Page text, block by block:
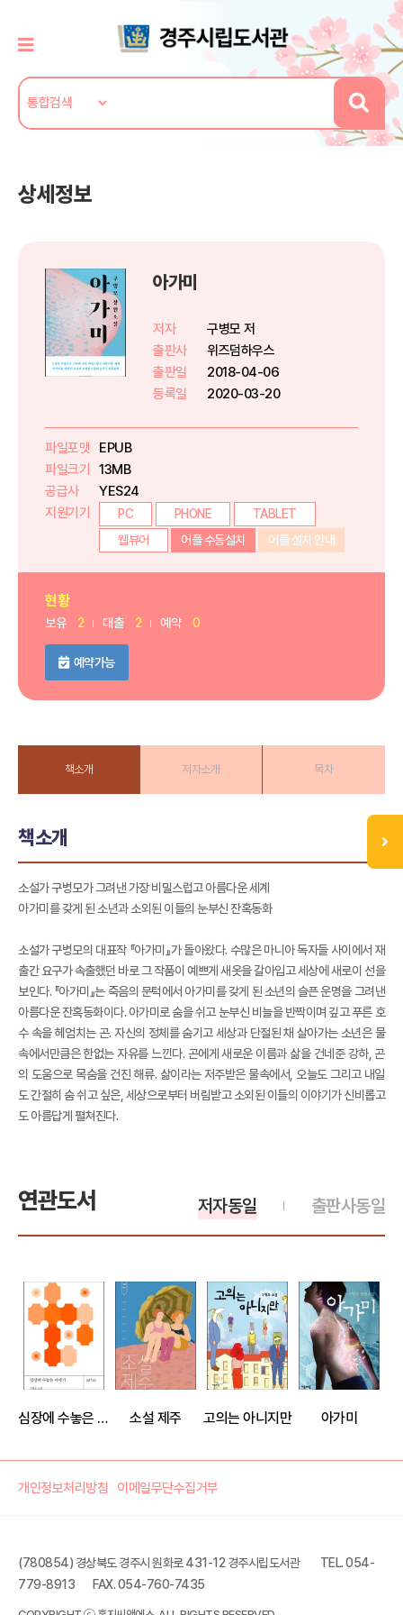
상세정보
아가미
저자
구병모 저
출판사
위즈덤하우스
출판일
2018-04-06
등록일
2020-03-20
파일포맷
EPUB
파일크기
13MB
공급사
YES24
지원기기
PC PHONE
TABLET
웹뷰어
어플 수동설치 어플 설치 안내
현황
보유 2 대출 2 예약 0
예약가능
책소개 저자소개 목차
책소개
소설가 구병모가 그려낸 가장 비밀스럽고 아름다운 세계
아가미를 갖게 된 소년과 소외된 이들의 눈부신 잔혹동화
소설가 구병모의 대표작 『아가미』가 돌아왔다. 수많은 마니아 독자들 사이에서 재
출간 요구가 속출했던 바로 그 작품이 예쁘게 새옷을 갈아입고 세상에 새로이 선을
보인다. 『아가미』는 죽음의 문턱에서 아가미를 갖게 된 소년의 슬픈 운명을 그려낸
아름다운 잔혹동화이다. 아가미로 숨을 쉬고 눈부신 비늘을 반짝이며 깊고 푸른 호
수 속을 헤엄치는 곤. 자신의 정체를 숨기고 세상과 단절된 채 살아가는 소년은 물
속에서만큼은 한없는 자유를 느낀다. 곤에게 새로운 이름과 삶을 건네준 강하, 곤
의 도움으로 목숨을 건진 해류. 삶이라는 저주받은 물속에서, 오늘도 그리고 내일
도 간절히 숨 쉬고 싶은, 세상으로부터 버림받고 소외된 이들의 이야기가 신비롭고
도 아름답게 펼쳐진다.
연관도서 출판사동일
저자동일
심장에 수놓은 이야기 소설 제주 고의는 아니지만 아가미
개인정보처리방침 이메일무단수집거부
(780854) 경상북도 경주시 원화로 431-12 경주시립도서관
TEL. 054-
779-8913
FAX. 054-760-7435